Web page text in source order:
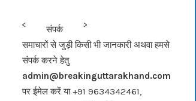
b
o
o
k
<<< संपर्क
>>>
समाचारों से जुड़ी किसी भी जानकारी अथवा हमसे
संपर्क करने हेतु
admin@breakinguttarakhand.com
पर ईमेल करें या +91 9634342461,